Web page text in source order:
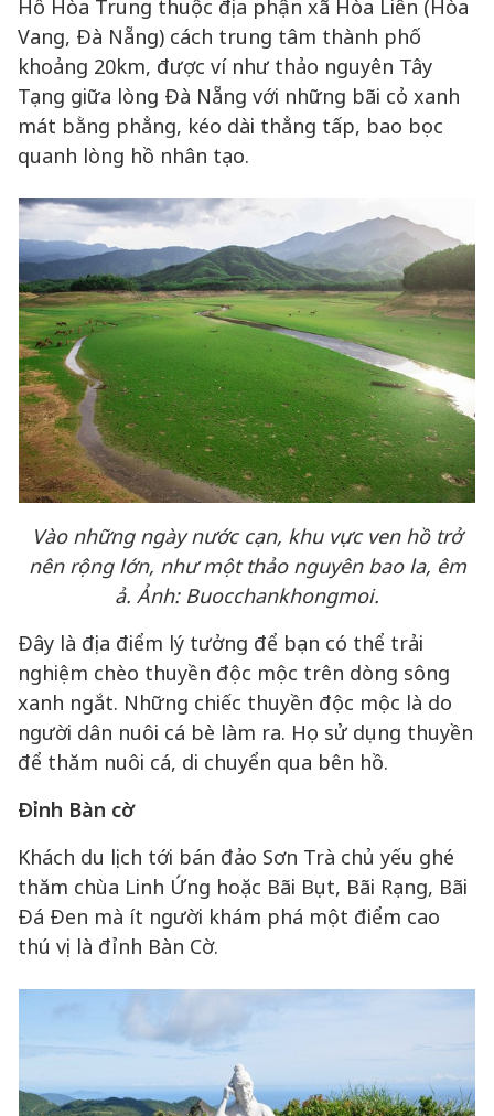
Hồ Hòa Trung thuộc địa phận xã Hòa Liên (Hòa
Vang, Đà Nẵng) cách trung tâm thành phố
khoảng 20km, được ví như thảo nguyên Tây
Tạng giữa lòng Đà Nẵng với những bãi cỏ xanh
mát bằng phẳng, kéo dài thẳng tấp, bao bọc
quanh lòng hồ nhân tạo.
Vào những ngày nước cạn, khu vực ven hồ trở
nên rộng lớn, như một thảo nguyên bao la, êm
ả. Ảnh: Buocchankhongmoi.
Đây là địa điểm lý tưởng để bạn có thể trải
nghiệm chèo thuyền độc mộc trên dòng sông
xanh ngắt. Những chiếc thuyền độc mộc là do
người dân nuôi cá bè làm ra. Họ sử dụng thuyền
để thăm nuôi cá, di chuyển qua bên hồ.
Đỉnh Bàn cờ
Khách du lịch tới bán đảo Sơn Trà chủ yếu ghé
thăm chùa Linh Ứng hoặc Bãi Bụt, Bãi Rạng, Bãi
Đá Đen mà ít người khám phá một điểm cao
thú vị là đỉnh Bàn Cờ.